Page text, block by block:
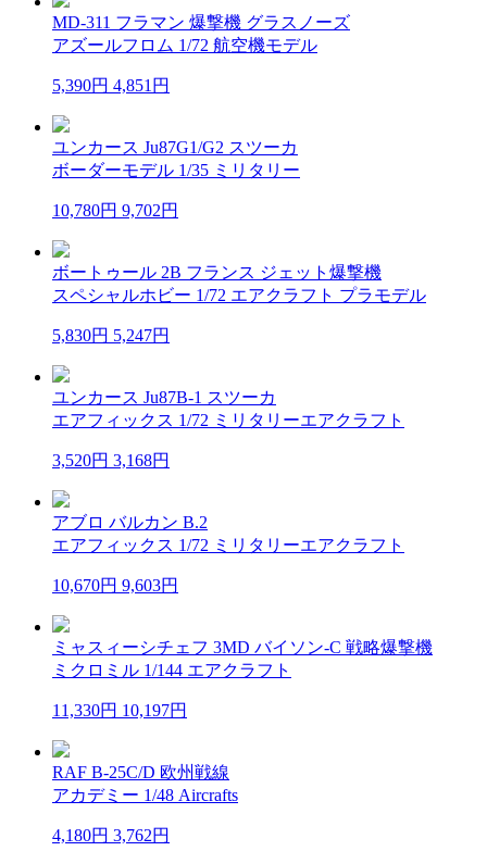
MD-311 フラマン 爆撃機 グラスノーズ
アズールフロム 1/72 航空機モデル
5,390円 4,851円
ユンカース Ju87G1/G2 スツーカ
ボーダーモデル 1/35 ミリタリー
10,780円 9,702円
ボートゥール 2B フランス ジェット爆撃機
スペシャルホビー 1/72 エアクラフト プラモデル
5,830円 5,247円
ユンカース Ju87B-1 スツーカ
エアフィックス 1/72 ミリタリーエアクラフト
3,520円 3,168円
アブロ バルカン B.2
エアフィックス 1/72 ミリタリーエアクラフト
10,670円 9,603円
ミャスィーシチェフ 3MD バイソン-C 戦略爆撃機
ミクロミル 1/144 エアクラフト
11,330円 10,197円
RAF B-25C/D 欧州戦線
アカデミー 1/48 Aircrafts
4,180円 3,762円